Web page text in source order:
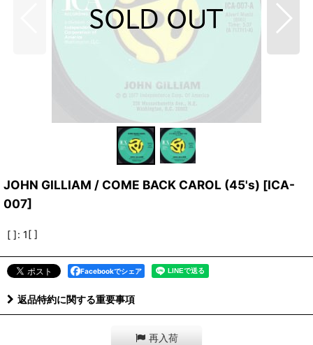
JOHN GILLIAM / COME BACK CAROL (45's) [ICA-
007]
[ ]: 1[ ]
Facebookでシェア
返品特約に関する重要事項
再入荷